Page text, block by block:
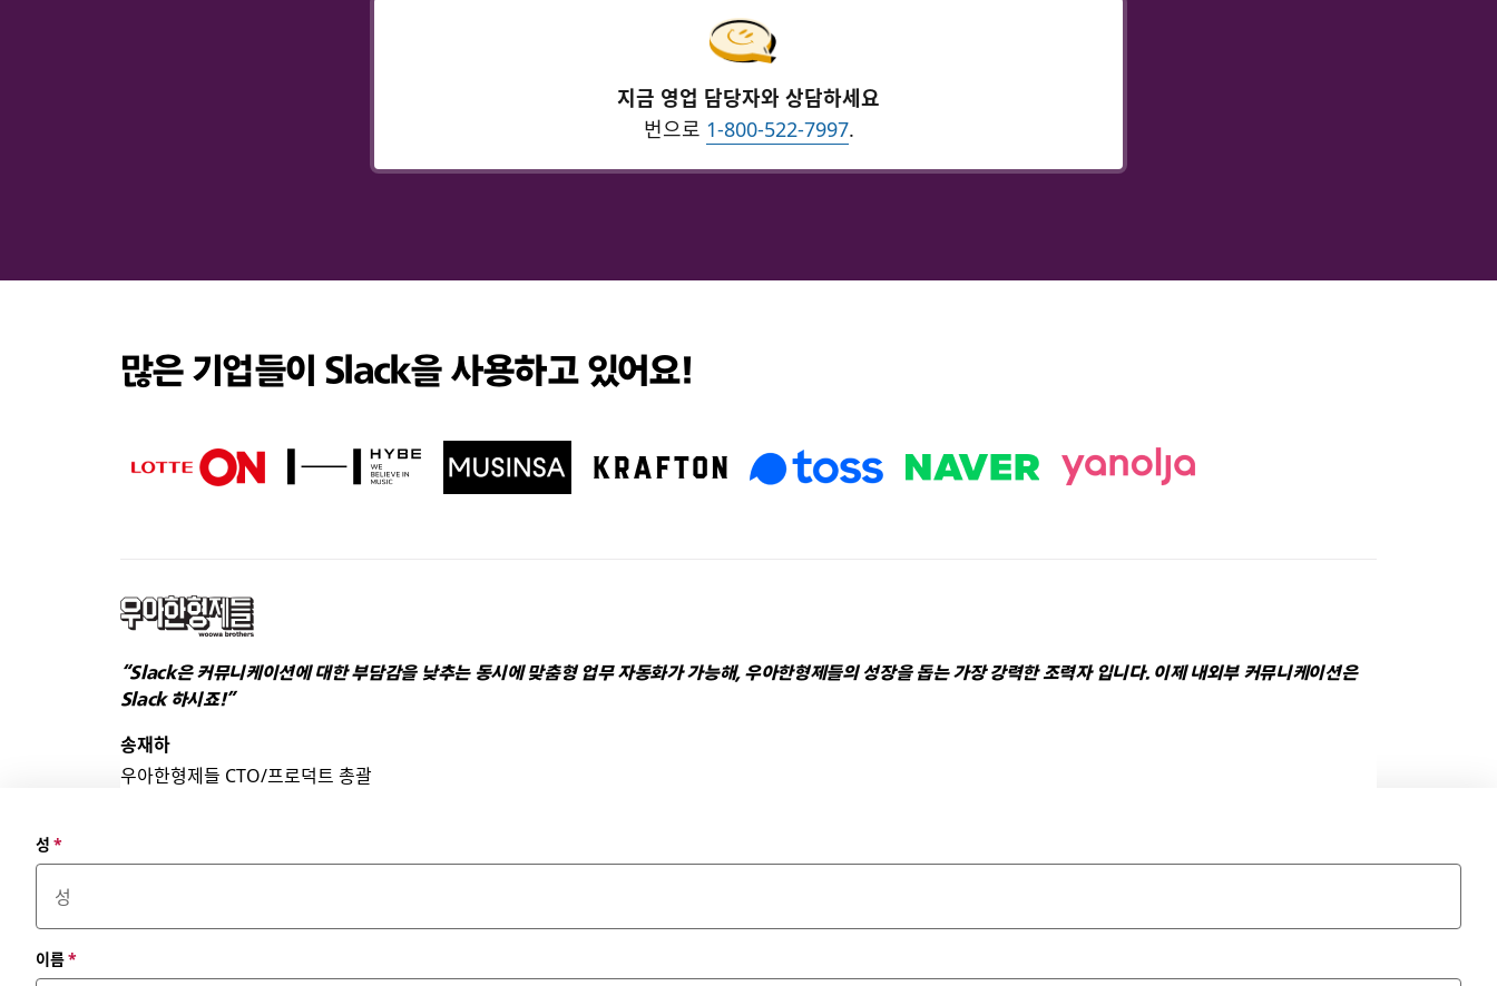
지금 영업 담당자와 상담하세요
번으로 1-800-522-7997.
많은 기업들이 Slack을 사용하고 있어요!
“Slack은 커뮤니케이션에 대한 부담감을 낮추는 동시에 맞춤형 업무 자동화가 가능해, 우아한형제들의 성장을 돕는 가장 강력한 조력자 입니다. 이제 내외부 커뮤니케이션은
Slack 하시죠!”
송재하
우아한형제들 CTO/프로덕트 총괄
성 *
이름*